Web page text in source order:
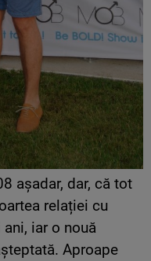
așadar, dar, că tot
relației cu
iar o nouă
Aproape